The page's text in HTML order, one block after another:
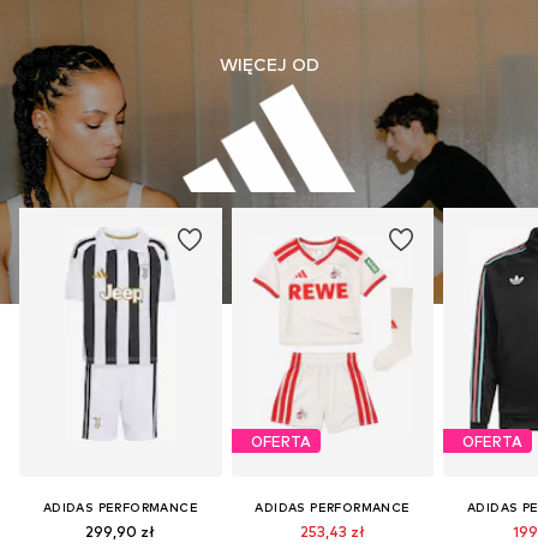
WIĘCEJ OD
ADIDAS PERFORMANCE
299,90 zł
OFERTA
ADIDAS PERFORMANCE
253,43 zł
OFERTA
ADIDAS